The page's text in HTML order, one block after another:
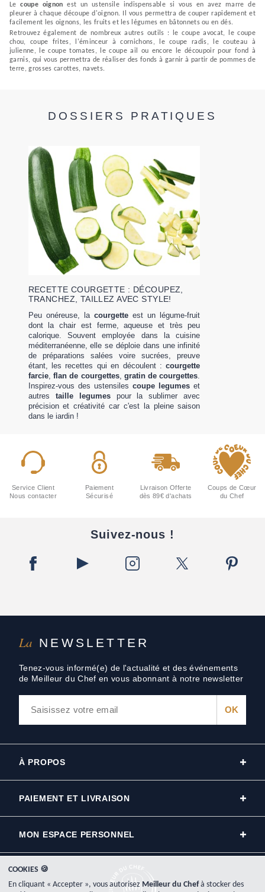
Lecoupe oignon est un ustensile indispensable si vous en avez marre de
pleurer à chaque découpe d'oignon. Il vous permettra de couper rapidement et
facilement les oignons, les fruits et les légumes en bâtonnets ou en dés.
Retrouvez également de nombreux autres outils : le coupe avocat, le coupe
chou, coupe frites, l'éminceur à cornichons, le coupe radis, le couteau à
julienne, le coupe tomates, le coupe ail ou encore le découpoir pour fond à
garnis, qui vous permettra de réaliser des fonds à garnir à partir de pommes de
terre, grosses carottes, navets.
DOSSIERS PRATIQUES
RECETTE COURGETTE : DÉCOUPEZ,
TRANCHEZ, TAILLEZ AVEC STYLE!
Peu onéreuse, la courgette est un légume-fruit
dont la chair est ferme, aqueuse et très peu
calorique. Souvent employée dans la cuisine
méditerranéenne, elle se déploie dans une infinité
de préparations salées voire sucrées, preuve
étant, les recettes qui en découlent :courgette
farcie, flan de courgettes, gratin de courgettes.
Inspirez-vous des ustensilescoupe legumes et
autres taille legumespour la sublimer avec
précision et créativité car c'est la pleine saison
dans le jardin !
La NEWSLETTER
Tenez-vous informé(e) de l'actualité et des événements
de Meilleur du Chef en vous abonnant à notre newsletter
Service Client
Nous contacter
Paiement
Sécurisé
Livraison Offerte
dès 89€ d'achats
Coups de Cœur
du Chef
Suivez-nous !
À PROPOS
PAIEMENT ET LIVRAISON
MON ESPACE PERSONNEL
COOKIES 🍪
En cliquant « Accepter », vous autorisez Meilleur du Chefà stocker des